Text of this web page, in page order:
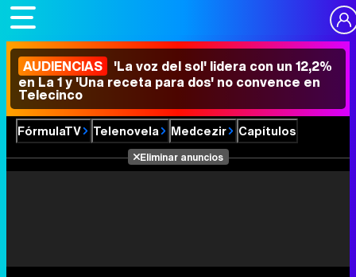
AUDIENCIAS 'La voz del sol' lidera con un 12,2%
en La 1 y 'Una receta para dos' no convence en
Telecinco
FórmulaTV Telenovela Medcezir Capítulos
Eliminar anuncios